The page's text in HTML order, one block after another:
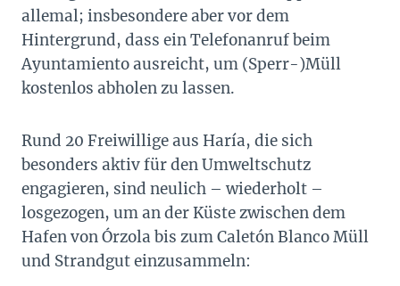
allemal; insbesondere aber vor dem
Hintergrund, dass ein Telefonanruf beim
Ayuntamiento ausreicht, um (Sperr-)Müll
kostenlos abholen zu lassen.
Rund 20 Freiwillige aus Haría, die sich
besonders aktiv für den Umweltschutz
engagieren, sind neulich – wiederholt –
losgezogen, um an der Küste zwischen dem
Hafen von Órzola bis zum Caletón Blanco Müll
und Strandgut einzusammeln: